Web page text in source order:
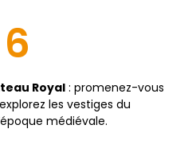
6
Royal : promenez-vous
les vestiges du
médiévale.